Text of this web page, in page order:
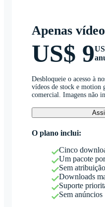
Apenas vídeo
US$ 9
Desbloqueie o acesso à
vídeos de stock e motion
comercial. Imagens não
O plano inclui:
Cinco
Um pacote
Sem
Downloads
Suporte
Sem anúncios